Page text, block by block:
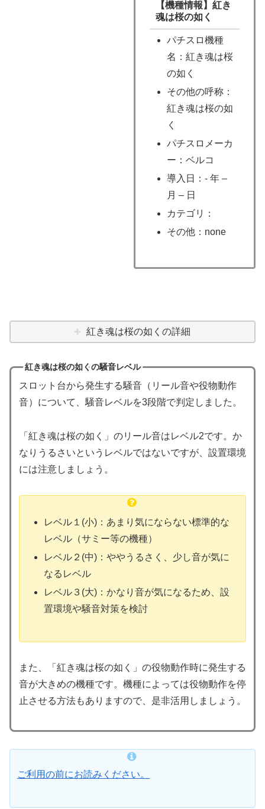
【機種情報】紅き
魂は桜の如く
パチスロ機種
名：紅き魂は桜
の如く
その他の呼称：
紅き魂は桜の如
く
パチスロメーカ
ー：ベルコ
導入日：- 年 –
月 – 日
カテゴリ：
その他：none
紅き魂は桜の如くの詳細
紅き魂は桜の如くの騒音レベル
スロット台から発生する騒音（リール音や役物動作
音）について、騒音レベルを3段階で判定しました。
「紅き魂は桜の如く」のリール音はレベル2です。か
なりうるさいというレベルではないですが、設置環境
には注意しましょう。
レベル１(小)：あまり気にならない標準的な
レベル（サミー等の機種）
レベル２(中)：ややうるさく、少し音が気に
なるレベル
レベル３(大)：かなり音が気になるため、設
置環境や騒音対策を検討
また、「紅き魂は桜の如く」の役物動作時に発生する
音が大きめの機種です。機種によっては役物動作を停
止させる方法もありますので、是非活用しましょう。
ご利用の前にお読みください。